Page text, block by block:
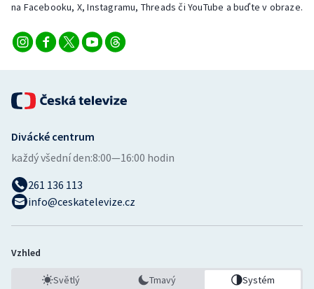
Volejbal
na Facebooku, X, Instagramu, Threads či YouTube a buďte v obraze.
Divácké centrum
každý všední den:8:00—16:00 hodin
261 136 113
info@ceskatelevize.cz
Vzhled
Světlý Tmavý Systém